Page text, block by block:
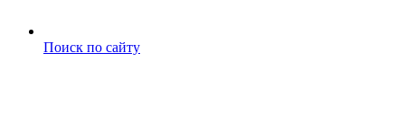
Поиск по сайту